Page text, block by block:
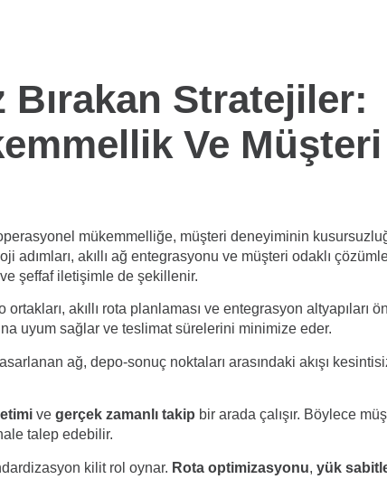
Bırakan Stratejiler:
Ve Müşteri
mükemmelliğe, müşteri deneyiminin
adımları, akıllı ağ entegrasyonu ve müşteri odaklı
ve şeffaf iletişimle de şekillenir.
akıllı rota planlaması ve entegrasyon altyapıları
uyum sağlar ve teslimat sürelerini minimize eder.
ağ, depo-sonuç noktaları arasındaki akışı
ve gerçek zamanlı takip bir arada çalışır. Böylece
talep edebilir.
kilit rol oynar. Rota optimizasyonu, yük